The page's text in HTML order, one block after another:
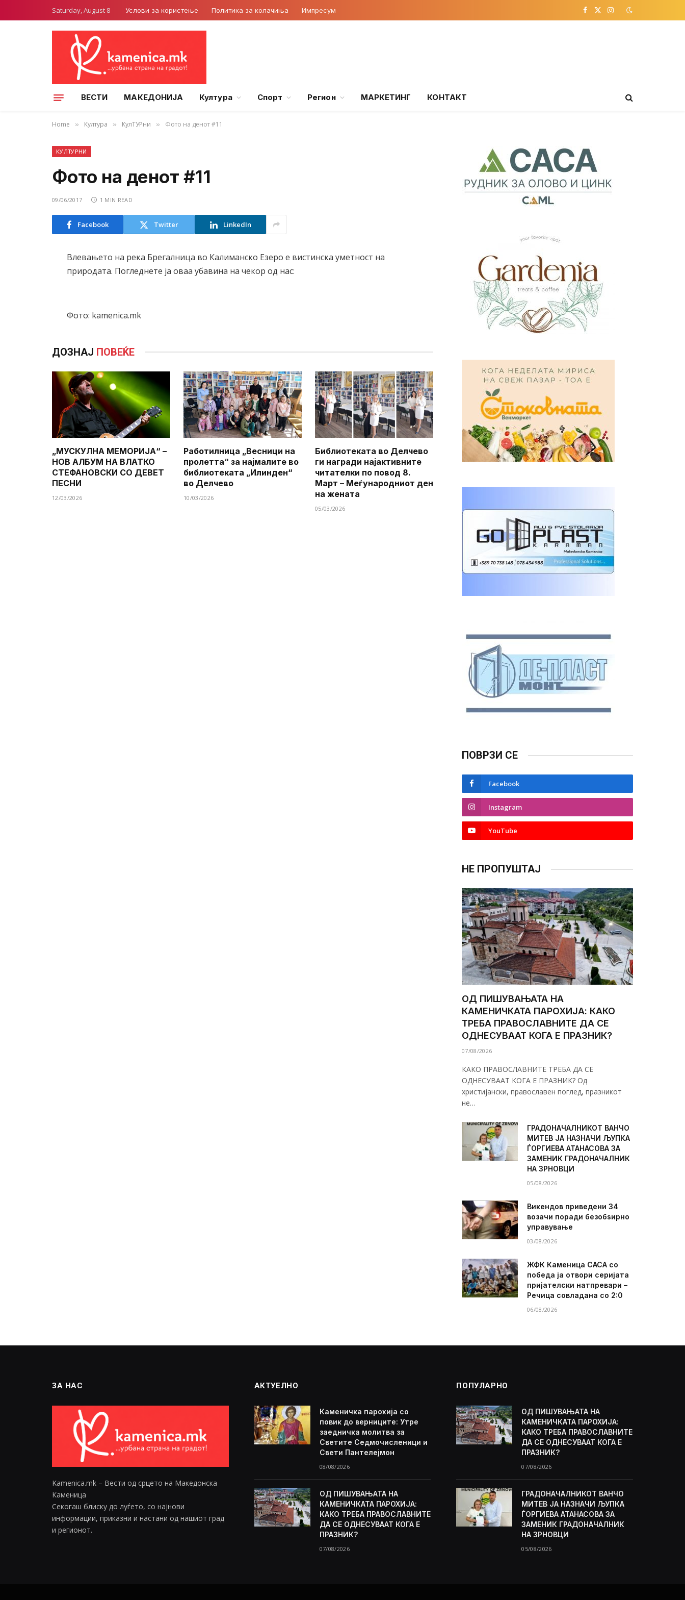
Saturday, August 8 Услови за користење Политика за колачиња Импресум Facebook
X
Instagram
ВЕСТИ МАКЕДОНИЈА Култура Спорт Регион МАРКЕТИНГ КОНТАКТ
Home » Култура » КулТУРни » Фото на денот #11
КУЛТУРНИ
Фото на денот #11
09/06/2017 1 MIN READ
Facebook Twitter LinkedIn
Влевањето на река Брегалница во Калиманско Езеро е вистинска уметност на
природата. Погледнете ја оваа убавина на чекор од нас:
Фото: kamenica.mk
ДОЗНАЈ ПОВЕЌЕ
„МУСКУЛНА МЕМОРИЈА“ –
НОВ АЛБУМ НА ВЛАТКО
СТЕФАНОВСКИ СО ДЕВЕТ
ПЕСНИ
12/03/2026
Работилница „Весници на
пролетта“ за најмалите во
библиотеката „Илинден“
во Делчево
10/03/2026
Библиотеката во Делчево
ги награди најактивните
читателки по повод 8.
Март – Меѓународниот ден
на жената
05/03/2026
ПОВРЗИ СЕ
Facebook
Instagram
YouTube
НЕ ПРОПУШТАЈ
ОД ПИШУВАЊАТА НА
КАМЕНИЧКАТА ПАРОХИЈА: КАКО
ТРЕБА ПРАВОСЛАВНИТЕ ДА СЕ
ОДНЕСУВААТ КОГА Е ПРАЗНИК?
07/08/2026
КАКО ПРАВОСЛАВНИТЕ ТРЕБА ДА СЕ
ОДНЕСУВААТ КОГА Е ПРАЗНИК? Од
христијански, православен поглед, празникот
не…
ГРАДОНАЧАЛНИКОТ ВАНЧО
МИТЕВ ЈА НАЗНАЧИ ЉУПКА
ЃОРГИЕВА АТАНАСОВА ЗА
ЗАМЕНИК ГРАДОНАЧАЛНИК
НА ЗРНОВЦИ
05/08/2026
Викендов приведени 34
возачи поради безобѕирно
управување
03/08/2026
ЖФК Каменица САСА со
победа ја отвори серијата
пријателски натпревари –
Речица совладана со 2:0
06/08/2026
ЗА НАС
Kamenica.mk – Вести од срцето на Македонска
Каменица
Секогаш блиску до луѓето, со најнови
информации, приказни и настани од нашиот град
и регионот.
АКТУЕЛНО
Каменичка парохија со
повик до верниците: Утре
заедничка молитва за
Светите Седмочисленици и
Свети Пантелејмон
08/08/2026
ОД ПИШУВАЊАТА НА
КАМЕНИЧКАТА ПАРОХИЈА:
КАКО ТРЕБА ПРАВОСЛАВНИТЕ
ДА СЕ ОДНЕСУВААТ КОГА Е
ПРАЗНИК?
07/08/2026
ПОПУЛАРНО
ОД ПИШУВАЊАТА НА
КАМЕНИЧКАТА ПАРОХИЈА:
КАКО ТРЕБА ПРАВОСЛАВНИТЕ
ДА СЕ ОДНЕСУВААТ КОГА Е
ПРАЗНИК?
07/08/2026
ГРАДОНАЧАЛНИКОТ ВАНЧО
МИТЕВ ЈА НАЗНАЧИ ЉУПКА
ЃОРГИЕВА АТАНАСОВА ЗА
ЗАМЕНИК ГРАДОНАЧАЛНИК
НА ЗРНОВЦИ
05/08/2026